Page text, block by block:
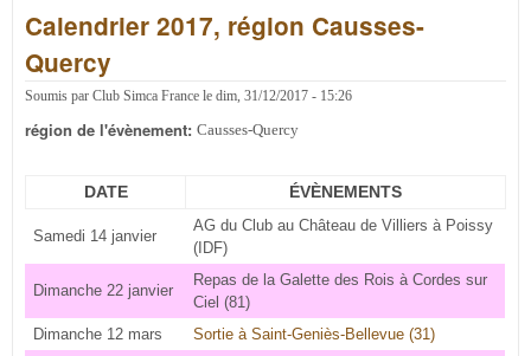
Calendrier 2017, région Causses-
Quercy
Soumis par Club Simca France le dim, 31/12/2017 - 15:26
région de l'évènement: Causses-Quercy
DATE ÉVÈNEMENTS
Samedi 14 janvier
AG du Club au Château de Villiers à Poissy
(IDF)
Dimanche 22 janvier
Repas de la Galette des Rois à Cordes sur
Ciel (81)
Dimanche 12 mars
Sortie à Saint-Geniès-Bellevue (31)